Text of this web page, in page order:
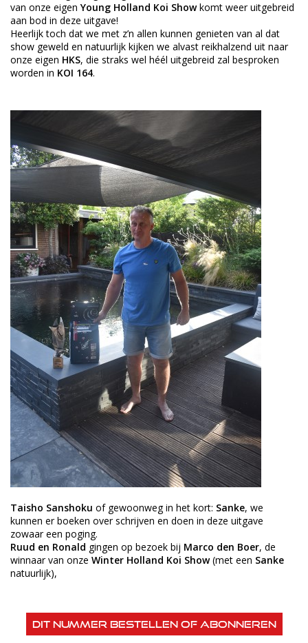
van onze eigenYoung Holland Koi Showkomt weer uitgebreid
aan bod in deze uitgave!
Heerlijk toch dat we met z’n allen kunnen genieten van al dat
show geweld en natuurlijk kijken we alvast reikhalzend uit naar
onze eigen HKS, die straks wel héél uitgebreid zal besproken
worden in KOI 164.
Taisho Sanshoku of gewoonweg in het kort: Sanke, we
kunnen er boeken over schrijven en doen in deze uitgave
zowaar een poging.
Ruud en Ronald gingen op bezoek bij Marco den Boer, de
winnaar van onze Winter Holland Koi Show(met een Sanke
natuurlijk),
Dit nummer bestellen of abonneren